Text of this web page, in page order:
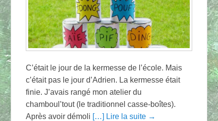
C’était le jour de la kermesse de l’école. Mais
c’était pas le jour d’Adrien. La kermesse était
finie. J’avais rangé mon atelier du
chamboul’tout (le traditionnel casse-boîtes).
Après avoir démoli […] Lire la suite →